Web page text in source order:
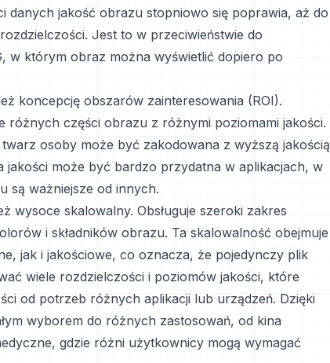
danych jakość obrazu stopniowo się poprawia, aż do
Jest to w przeciwieństwie do
w którym obraz można wyświetlić dopiero po
koncepcję obszarów zainteresowania (ROI).
różnych części obrazu z różnymi poziomami jakości.
osoby może być zakodowana z wyższą jakością
jakości może być bardzo przydatna w aplikacjach, w
są ważniejsze od innych.
wysoce skalowalny. Obsługuje szeroki zakres
i składników obrazu. Ta skalowalność obejmuje
jak i jakościowe, co oznacza, że pojedynczy plik
wiele rozdzielczości i poziomów jakości, które
od potrzeb różnych aplikacji lub urządzeń. Dzięki
wyborem do różnych zastosowań, od kina
gdzie różni użytkownicy mogą wymagać